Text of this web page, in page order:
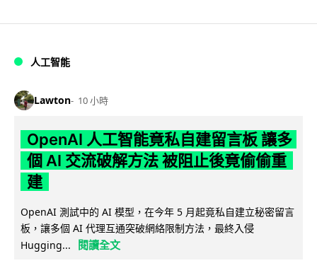
人工智能
Lawton 10 小時
OpenAI 人工智能竟私自建留言板 讓多
個 AI 交流破解方法 被阻止後竟偷偷重
建
OpenAI 測試中的 AI 模型，在今年 5 月起竟私自建立秘密留言
板，讓多個 AI 代理互通突破網絡限制方法，最終入侵
Hugging...
閱讀全文